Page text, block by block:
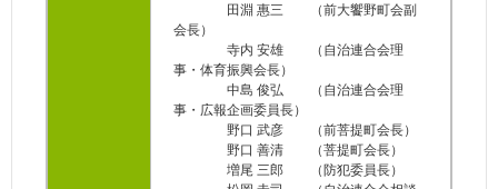
田淵 惠三 （前大饗野町会副
会長）
寺内 安雄 （自治連合会理
事・体育振興会長）
中島 俊弘 （自治連合会理
事・広報企画委員長）
野口 武彦 （前菩提町会長）
野口 善清 （菩提町会長）
増尾 三郎 （防犯委員長）